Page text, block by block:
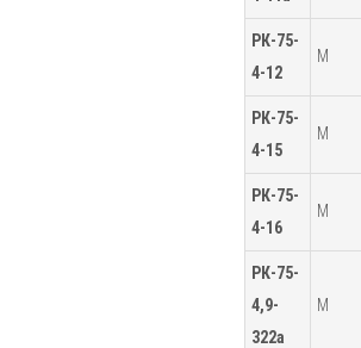
РК-75-
4-12
М
РК-75-
4-15
М
РК-75-
4-16
М
РК-75-
4,9-
322а
М